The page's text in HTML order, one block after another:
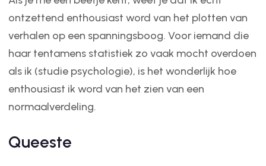
ontzettend enthousiast word van het plotten van
verhalen op een spanningsboog. Voor iemand die
haar tentamens statistiek zo vaak mocht overdoen
als ik (studie psychologie), is het wonderlijk hoe
enthousiast ik word van het zien van een
normaalverdeling.
Queeste